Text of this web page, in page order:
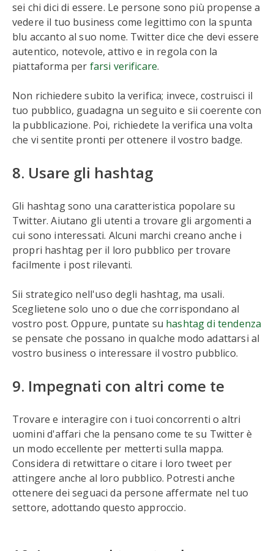
sei chi dici di essere. Le persone sono più propense a
vedere il tuo business come legittimo con la spunta
blu accanto al suo nome. Twitter dice che devi essere
autentico, notevole, attivo e in regola con la
piattaforma per farsi verificare.
Non richiedere subito la verifica; invece, costruisci il
tuo pubblico, guadagna un seguito e sii coerente con
la pubblicazione. Poi, richiedete la verifica una volta
che vi sentite pronti per ottenere il vostro badge.
8. Usare gli hashtag
Gli hashtag sono una caratteristica popolare su
Twitter. Aiutano gli utenti a trovare gli argomenti a
cui sono interessati. Alcuni marchi creano anche i
propri hashtag per il loro pubblico per trovare
facilmente i post rilevanti.
Sii strategico nell'uso degli hashtag, ma usali.
Sceglietene solo uno o due che corrispondano al
vostro post. Oppure, puntate su hashtag di tendenza
se pensate che possano in qualche modo adattarsi al
vostro business o interessare il vostro pubblico.
9. Impegnati con altri come te
Trovare e interagire con i tuoi concorrenti o altri
uomini d'affari che la pensano come te su Twitter è
un modo eccellente per metterti sulla mappa.
Considera di retwittare o citare i loro tweet per
attingere anche al loro pubblico. Potresti anche
ottenere dei seguaci da persone affermate nel tuo
settore, adottando questo approccio.